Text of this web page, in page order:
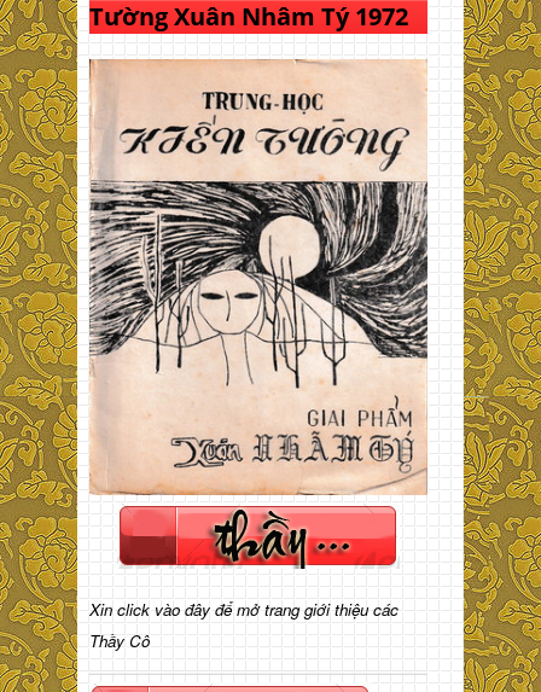
Tường Xuân Nhâm Tý 1972
Xin click vào đây để mở trang giới thiệu các
Thầy Cô